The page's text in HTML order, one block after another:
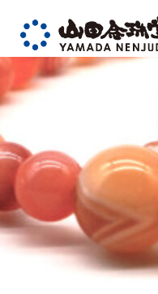
今